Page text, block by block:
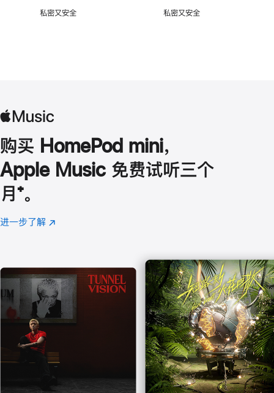
私密又安全 私密又安全
购买 HomePod mini，
Apple Music 免费试听三个
月 脚
注
⁺。
进一步了解 Apple
(在
口
中
打
开)